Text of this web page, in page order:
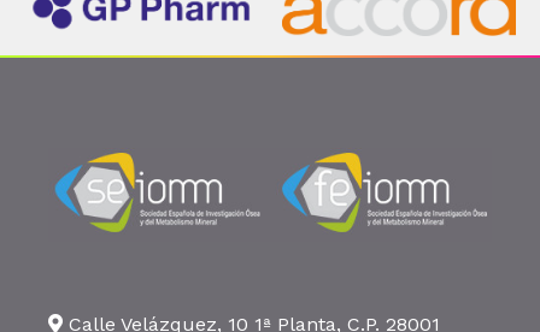
Calle Velázquez, 10 1ª Planta, C.P. 28001